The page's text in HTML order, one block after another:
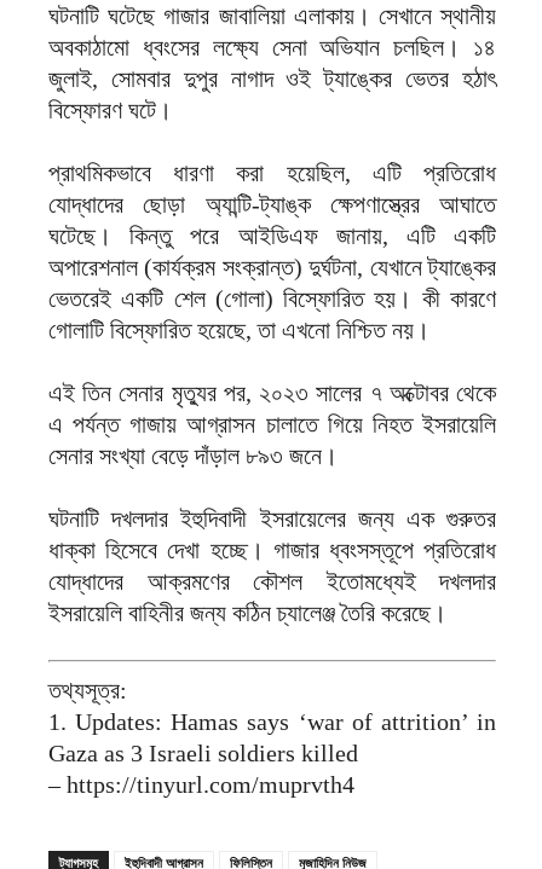
ঘটনাটি ঘটেছে গাজার জাবালিয়া এলাকায়। সেখানে স্থানীয়
অবকাঠামো ধ্বংসের লক্ষ্যে সেনা অভিযান চলছিল। ১৪
জুলাই, সোমবার দুপুর নাগাদ ওই ট্যাঙ্কের ভেতর হঠাৎ
বিস্ফোরণ ঘটে।
প্রাথমিকভাবে ধারণা করা হয়েছিল, এটি প্রতিরোধ
যোদ্ধাদের ছোড়া অ্যান্টি-ট্যাঙ্ক ক্ষেপণাস্ত্রের আঘাতে
ঘটেছে। কিন্তু পরে আইডিএফ জানায়, এটি একটি
অপারেশনাল (কার্যক্রম সংক্রান্ত) দুর্ঘটনা, যেখানে ট্যাঙ্কের
ভেতরেই একটি শেল (গোলা) বিস্ফোরিত হয়। কী কারণে
গোলাটি বিস্ফোরিত হয়েছে, তা এখনো নিশ্চিত নয়।
এই তিন সেনার মৃত্যুর পর, ২০২৩ সালের ৭ অক্টোবর থেকে
এ পর্যন্ত গাজায় আগ্রাসন চালাতে গিয়ে নিহত ইসরায়েলি
সেনার সংখ্যা বেড়ে দাঁড়াল ৮৯৩ জনে।
ঘটনাটি দখলদার ইহুদিবাদী ইসরায়েলের জন্য এক গুরুতর
ধাক্কা হিসেবে দেখা হচ্ছে। গাজার ধ্বংসস্তূপে প্রতিরোধ
যোদ্ধাদের আক্রমণের কৌশল ইতোমধ্যেই দখলদার
ইসরায়েলি বাহিনীর জন্য কঠিন চ্যালেঞ্জ তৈরি করেছে।
তথ্যসূত্র:
1. Updates: Hamas says ‘war of attrition’ in
Gaza as 3 Israeli soldiers killed
– https://tinyurl.com/muprvth4
ট্যাগসমূহ ইহুদিবাদী আগ্রাসন ফিলিস্তিন মুজাহিদিন নিউজ